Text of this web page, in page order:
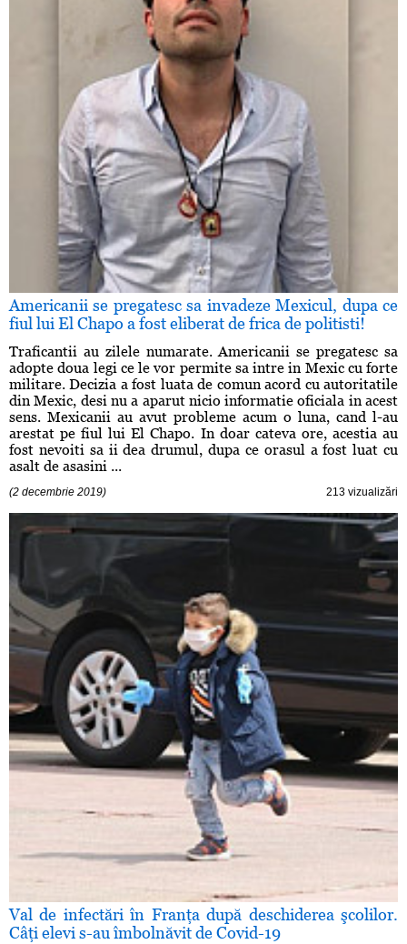
Americanii se pregatesc sa invadeze Mexicul, dupa ce
fiul lui El Chapo a fost eliberat de frica de politisti!
Traficantii au zilele numarate. Americanii se pregatesc sa
adopte doua legi ce le vor permite sa intre in Mexic cu forte
militare. Decizia a fost luata de comun acord cu autoritatile
din Mexic, desi nu a aparut nicio informatie oficiala in acest
sens. Mexicanii au avut probleme acum o luna, cand l-au
arestat pe fiul lui El Chapo. In doar cateva ore, acestia au
fost nevoiti sa ii dea drumul, dupa ce orasul a fost luat cu
asalt de asasini ...
(2 decembrie 2019) 213 vizualizări
Val de infectări în Franţa după deschiderea şcolilor.
Câţi elevi s-au îmbolnăvit de Covid-19